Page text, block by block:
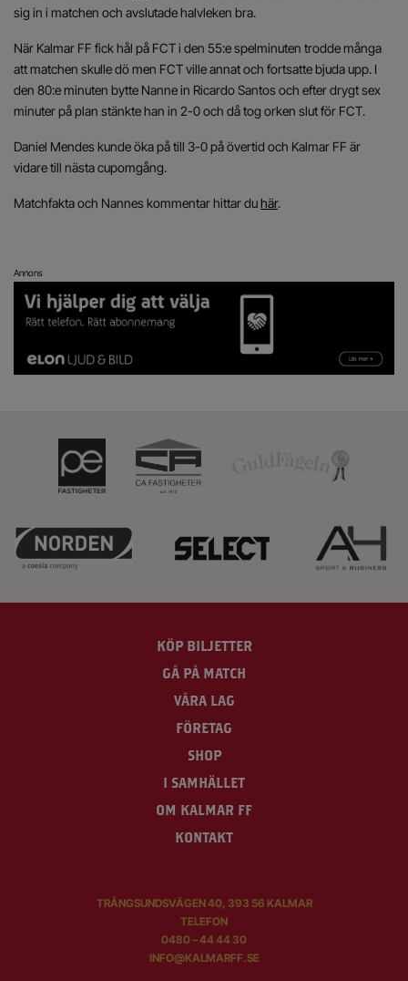
sig in i matchen och avslutade halvleken bra.
När Kalmar FF fick hål på FCT i den 55:e spelminuten trodde många
att matchen skulle dö men FCT ville annat och fortsatte bjuda upp. I
den 80:e minuten bytte Nanne in Ricardo Santos och efter drygt sex
minuter på plan stänkte han in 2-0 och då tog orken slut för FCT.
Daniel Mendes kunde öka på till 3-0 på övertid och Kalmar FF är
vidare till nästa cupomgång.
Matchfakta och Nannes kommentar hittar duhär.
Annons
KÖP BILJETTER
GÅ PÅ MATCH
VÅRA LAG
FÖRETAG
SHOP
I SAMHÄLLET
OM KALMAR FF
KONTAKT
TRÅNGSUNDSVÄGEN 40, 393 56 KALMAR
TELEFON
0480 – 44 44 30
INFO@KALMARFF.SE